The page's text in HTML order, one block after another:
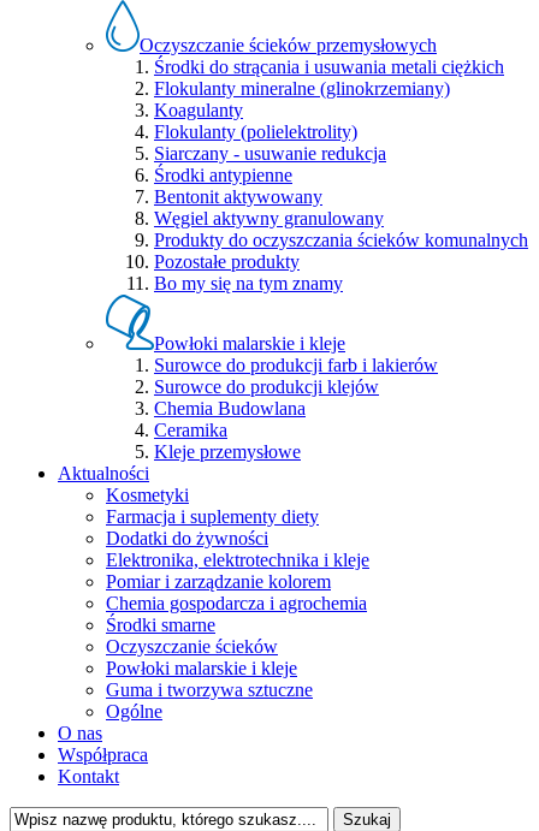
Oczyszczanie ścieków przemysłowych
Środki do strącania i usuwania metali ciężkich
Flokulanty mineralne (glinokrzemiany)
Koagulanty
Flokulanty (polielektrolity)
Siarczany - usuwanie redukcja
Środki antypienne
Bentonit aktywowany
Węgiel aktywny granulowany
Produkty do oczyszczania ścieków komunalnych
Pozostałe produkty
Bo my się na tym znamy
Powłoki malarskie i kleje
Surowce do produkcji farb i lakierów
Surowce do produkcji klejów
Chemia Budowlana
Ceramika
Kleje przemysłowe
Aktualności
Kosmetyki
Farmacja i suplementy diety
Dodatki do żywności
Elektronika, elektrotechnika i kleje
Pomiar i zarządzanie kolorem
Chemia gospodarcza i agrochemia
Środki smarne
Oczyszczanie ścieków
Powłoki malarskie i kleje
Guma i tworzywa sztuczne
Ogólne
O nas
Współpraca
Kontakt